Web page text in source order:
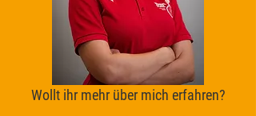
Wollt ihr mehr über mich erfahren?